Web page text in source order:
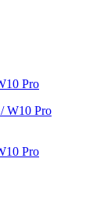
Pro
Pro